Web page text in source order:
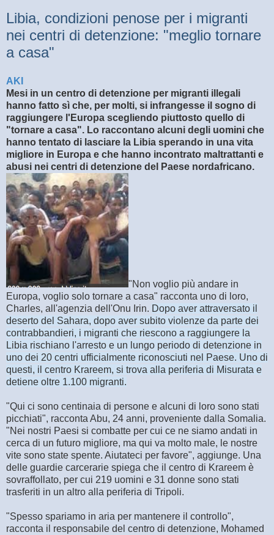
Libia, condizioni penose per i migranti
nei centri di detenzione: "meglio tornare
a casa"
AKI
Mesi in un centro di detenzione per migranti illegali
hanno fatto sì che, per molti, si infrangesse il sogno di
raggiungere l'Europa scegliendo piuttosto quello di
"tornare a casa". Lo raccontano alcuni degli uomini che
hanno tentato di lasciare la Libia sperando in una vita
migliore in Europa e che hanno incontrato maltrattanti e
abusi nei centri di detenzione del Paese nordafricano.
"Non voglio più andare in
Europa, voglio solo tornare a casa" racconta uno di loro,
Charles, all'agenzia dell'Onu Irin. Dopo aver attraversato il
deserto del Sahara, dopo aver subito violenze da parte dei
contrabbandieri, i migranti che riescono a raggiungere la
Libia rischiano l'arresto e un lungo periodo di detenzione in
uno dei 20 centri ufficialmente riconosciuti nel Paese. Uno di
questi, il centro Krareem, si trova alla periferia di Misurata e
detiene oltre 1.100 migranti.
"Qui ci sono centinaia di persone e alcuni di loro sono stati
picchiati", racconta Abu, 24 anni, proveniente dalla Somalia.
"Nei nostri Paesi si combatte per cui ce ne siamo andati in
cerca di un futuro migliore, ma qui va molto male, le nostre
vite sono state spente. Aiutateci per favore", aggiunge. Una
delle guardie carcerarie spiega che il centro di Krareem è
sovraffollato, per cui 219 uomini e 31 donne sono stati
trasferiti in un altro alla periferia di Tripoli.
"Spesso spariamo in aria per mantenere il controllo",
racconta il responsabile del centro di detenzione, Mohamed